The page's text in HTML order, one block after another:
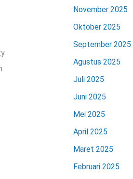
November 2025
Oktober 2025
September 2025
Agustus 2025
Juli 2025
Juni 2025
Mei 2025
April 2025
Maret 2025
Februari 2025